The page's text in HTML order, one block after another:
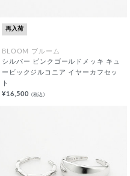
再入荷
BLOOM ブルーム
シルバー ピンクゴールドメッキ キュ
ービックジルコニア イヤーカフセッ
ト
¥16,500 (税込)